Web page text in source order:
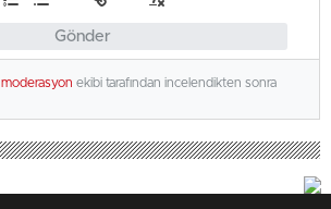
Gönder
moderasyon ekibi tarafından incelendikten sonra